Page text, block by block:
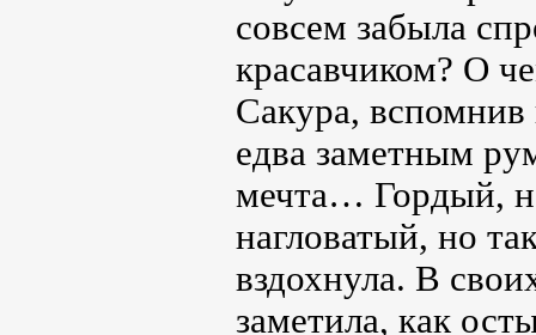
совсем забыла
красавчиком? О
Сакура, вспомнив
едва заметным
мечта… Гордый,
нагловатый, но
вздохнула. В
заметила, как